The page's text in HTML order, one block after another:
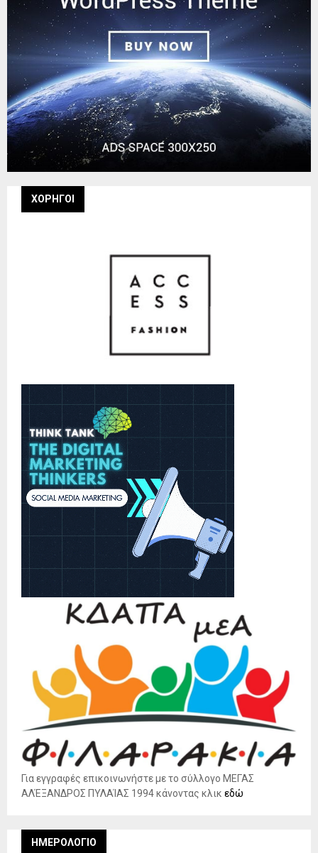
ΧΟΡΗΓΟΙ
Για εγγραφές επικοινωνήστε με το σύλλογο ΜΕΓΑΣ
ΑΛΈΞΑΝΔΡΟΣ ΠΥΛΑΊΑΣ 1994 κάνοντας κλικ εδώ
ΗΜΕΡΟΛΌΓΙΟ